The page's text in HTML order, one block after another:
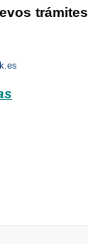
trámites